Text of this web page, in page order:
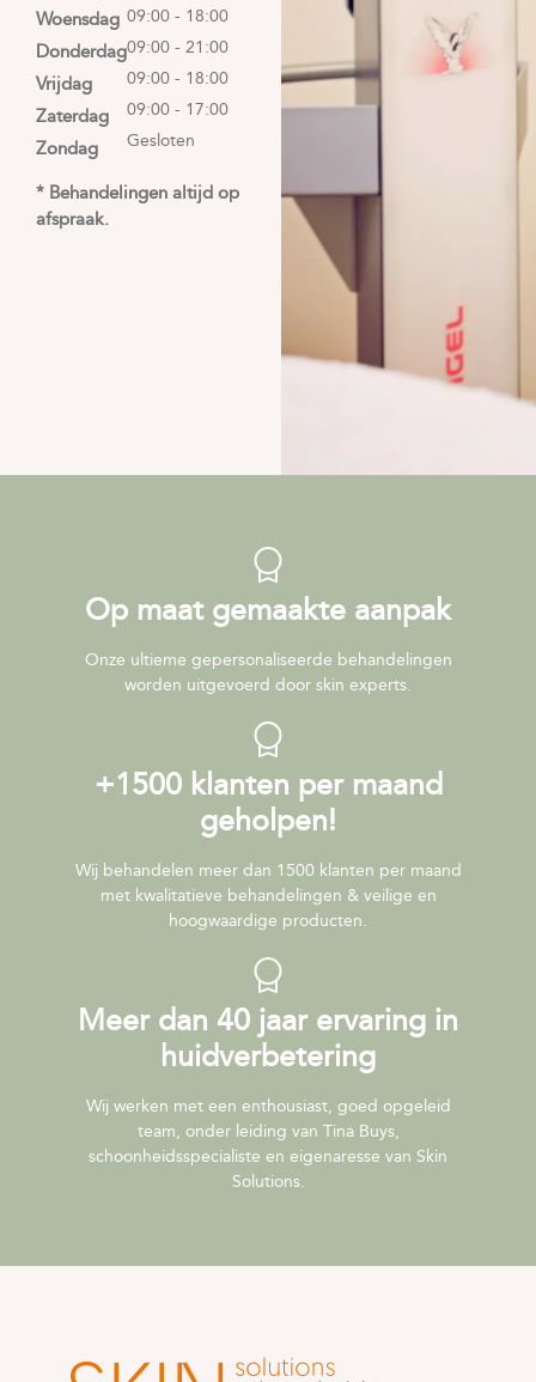
Woensdag
Donderdag
Vrijdag
Zaterdag
Zondag
09:00 - 18:00
09:00 - 21:00
09:00 - 18:00
09:00 - 17:00
Gesloten
* Behandelingen altijd op
afspraak.
Op maat gemaakte aanpak
Onze ultieme gepersonaliseerde behandelingen
worden uitgevoerd door skin experts.
+1500 klanten per maand
geholpen!
Wij behandelen meer dan 1500 klanten per maand
met kwalitatieve behandelingen & veilige en
hoogwaardige producten.
Meer dan 40 jaar ervaring in
huidverbetering
Wij werken met een enthousiast, goed opgeleid
team, onder leiding van Tina Buys,
schoonheidsspecialiste en eigenaresse van Skin
Solutions.